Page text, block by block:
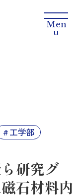
工学部
研究グ
石材料内